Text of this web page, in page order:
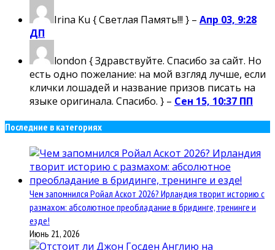
Irina Ku { Светлая Память!!! } – Апр 03, 9:28
ДП
london { Здравствуйте. Спасибо за сайт. Но
есть одно пожелание: на мой взгляд лучше, если
клички лошадей и название призов писать на
языке оригинала. Спасибо. } – Сен 15, 10:37 ПП
Последние в категориях
Чем запомнился Ройал Аскот 2026? Ирландия творит историю с
размахом: абсолютное преобладание в бридинге, тренинге и
езде!
Июнь 21, 2026